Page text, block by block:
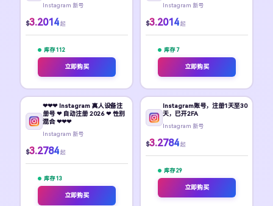
Instagram 新号
$3.2014 起
库存 112
立即购买
Instagram 新号
$3.2014 起
库存 7
立即购买
❤❤❤ Instagram 真人设备注
册号 ❤ 自动注册 2026 ❤ 性别
混合 ❤❤❤
Instagram 新号
$3.2784 起
库存 13
立即购买
Instagram账号，注册1天至30
天，已开2FA
Instagram 新号
$3.2784 起
库存 29
立即购买